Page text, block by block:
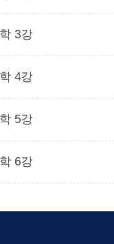
3강
4강
5강
6강